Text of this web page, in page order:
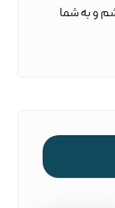
و به شما